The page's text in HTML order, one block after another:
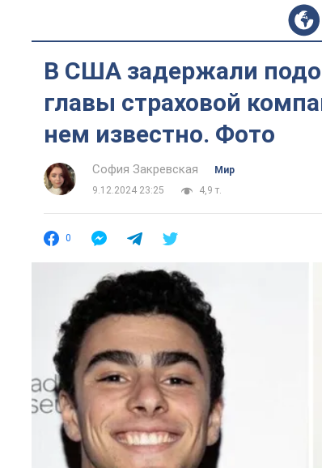
В США задержали
главы страховой
нем известно. Фото
София Закревская
Мир
9.12.2024 23:25
4,9 т.
0